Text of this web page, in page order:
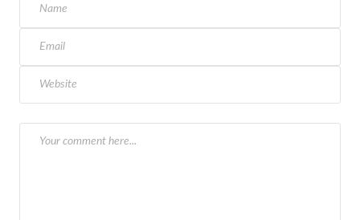
s
p